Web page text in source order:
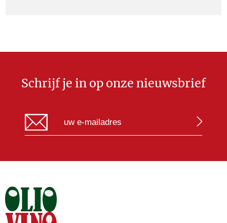
Schrijf je in op onze nieuwsbrief